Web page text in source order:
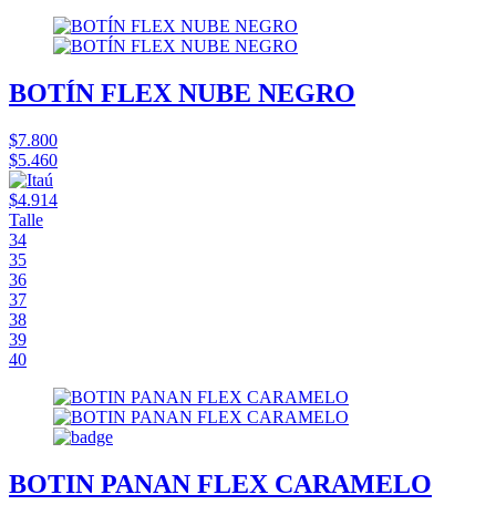
BOTÍN FLEX NUBE NEGRO
$7.800
$5.460
$4.914
Talle
34
35
36
37
38
39
40
BOTIN PANAN FLEX CARAMELO